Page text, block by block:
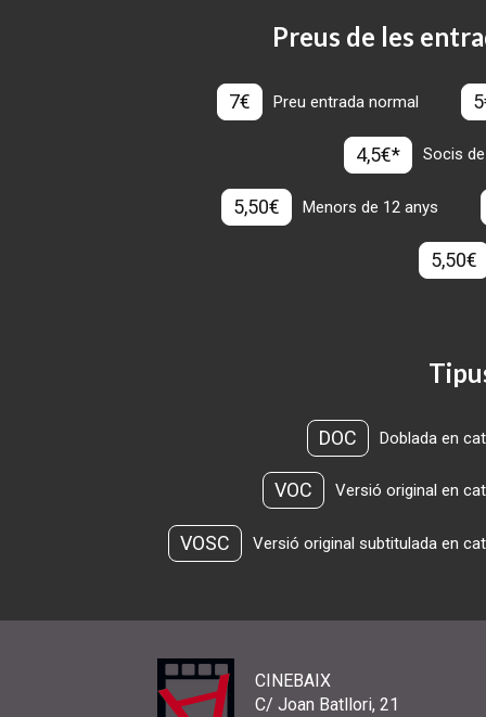
Preus de les
7€ Preu entrada normal
4,5€* Socis
5,50€ Menors de 12 anys
5,50€
DOC Doblada en
VOC Versió original en
VOSC Versió original subtitulada en
CINEBAIX
C/ Joan Batllori, 21